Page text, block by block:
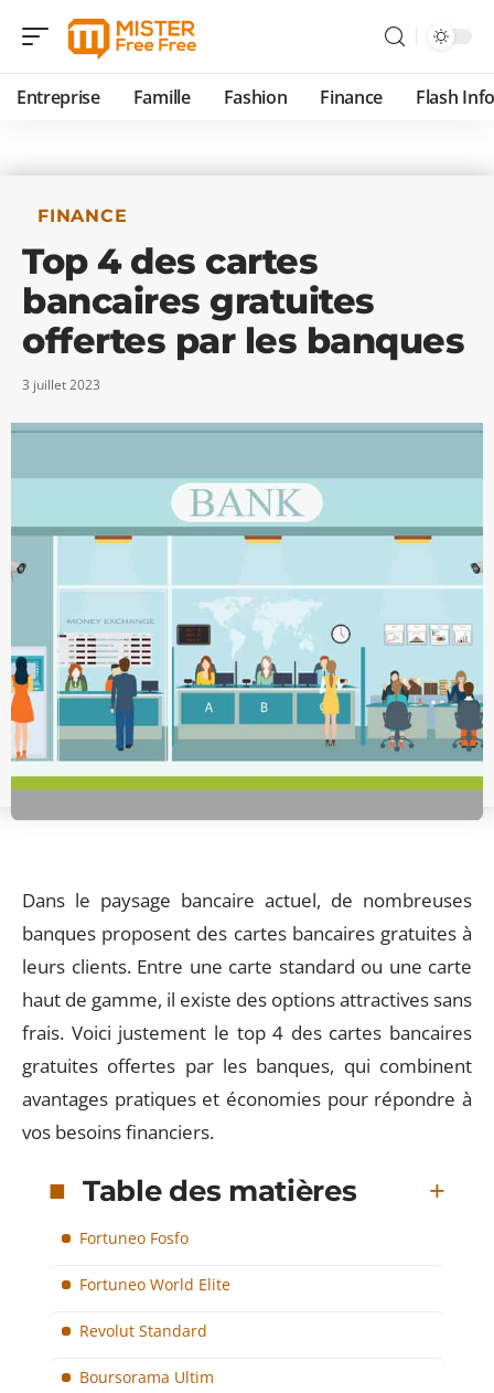
Entreprise Famille Fashion Finance Flash Info
FINANCE
Top 4 des cartes
bancaires gratuites
offertes par les banques
3 juillet 2023
Dans le paysage bancaire actuel, de nombreuses
banques proposent des cartes bancaires gratuites à
leurs clients. Entre une carte standard ou une carte
haut de gamme, il existe des options attractives sans
frais. Voici justement le top 4 des cartes bancaires
gratuites offertes par les banques, qui combinent
avantages pratiques et économies pour répondre à
vos besoins financiers.
Table des matières
Fortuneo Fosfo
Fortuneo World Elite
Revolut Standard
Boursorama Ultim